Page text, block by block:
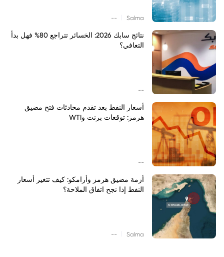
Salma
--
نتائج سابك 2026: الخسائر تتراجع 80% فهل بدأ
التعافي؟
--
أسعار النفط بعد تقدم محادثات فتح مضيق
هرمز: توقعات برنت وWTI
--
أزمة مضيق هرمز وأرامكو: كيف تتغير أسعار
النفط إذا نجح اتفاق الملاحة؟
Salma
--